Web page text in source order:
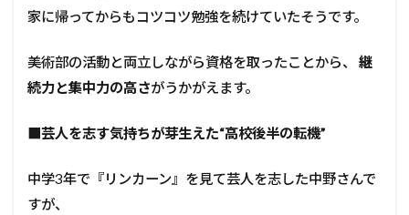
家に帰ってからもコツコツ勉強を続けていたそうです。
美術部の活動と両立しながら資格を取ったことから、 継
続力と集中力の高さがうかがえます。
■芸人を志す気持ちが芽生えた“高校後半の転機”
中学3年で『リンカーン』を見て芸人を志した中野さんで
すが、